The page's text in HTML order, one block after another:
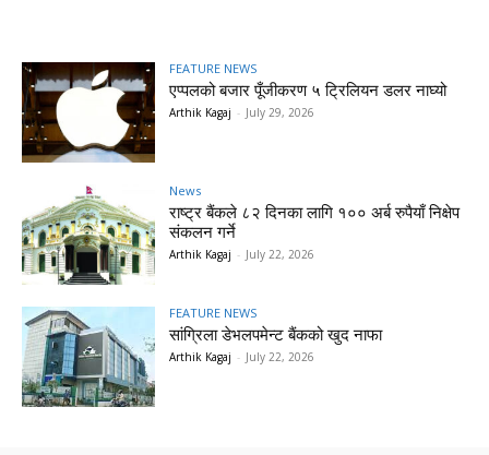
FEATURE NEWS
एप्पलको बजार पूँजीकरण ५ ट्रिलियन डलर नाघ्यो
Arthik Kagaj - July 29, 2026
News
राष्ट्र बैंकले ८२ दिनका लागि १०० अर्ब रुपैयाँ निक्षेप
संकलन गर्ने
Arthik Kagaj - July 22, 2026
FEATURE NEWS
सांग्रिला डेभलपमेन्ट बैंकको खुद नाफा
Arthik Kagaj - July 22, 2026